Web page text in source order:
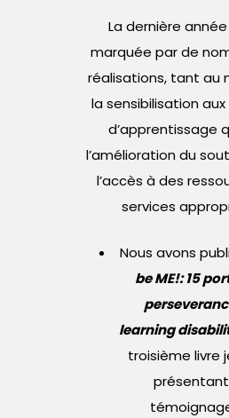
La dernière
marquée par de
réalisations, tant au
la sensibilisation
d’apprentissage
l’amélioration du
l’accès à des
services
Nous avons
be ME!: 15
learning
troisième livre